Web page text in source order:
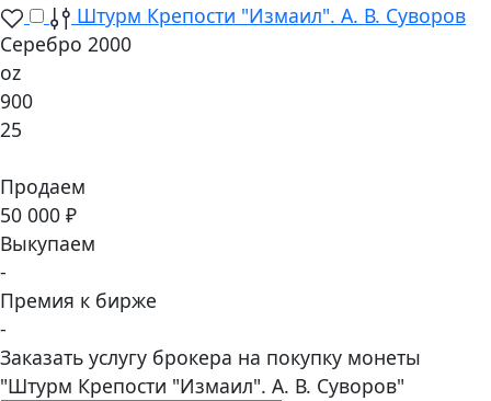
Штурм Крепости "Измаил". А. В. Суворов
Серебро 2000
oz
900
25
Продаем
50 000 ₽
Выкупаем
-
Премия к бирже
-
Заказать услугу брокера на покупку монеты
"Штурм Крепости "Измаил". А. В. Суворов"